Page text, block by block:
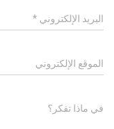
البريد الإلكتروني *
الموقع الإلكتروني
في ماذا تفكر؟